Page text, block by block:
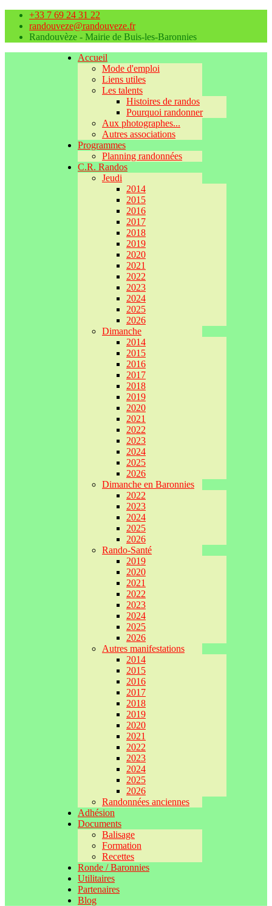
+33 7 69 24 31 22
randouveze@randouveze.fr
Randouvèze - Mairie de Buis-les-Baronnies
Accueil
Mode d'emploi
Liens utiles
Les talents
Histoires de randos
Pourquoi randonner
Aux photographes...
Autres associations
Programmes
Planning randonnées
C.R. Randos
Jeudi
2014
2015
2016
2017
2018
2019
2020
2021
2022
2023
2024
2025
2026
Dimanche
2014
2015
2016
2017
2018
2019
2020
2021
2022
2023
2024
2025
2026
Dimanche en Baronnies
2022
2023
2024
2025
2026
Rando-Santé
2019
2020
2021
2022
2023
2024
2025
2026
Autres manifestations
2014
2015
2016
2017
2018
2019
2020
2021
2022
2023
2024
2025
2026
Randonnées anciennes
Adhésion
Documents
Balisage
Formation
Recettes
Ronde / Baronnies
Utilitaires
Partenaires
Blog